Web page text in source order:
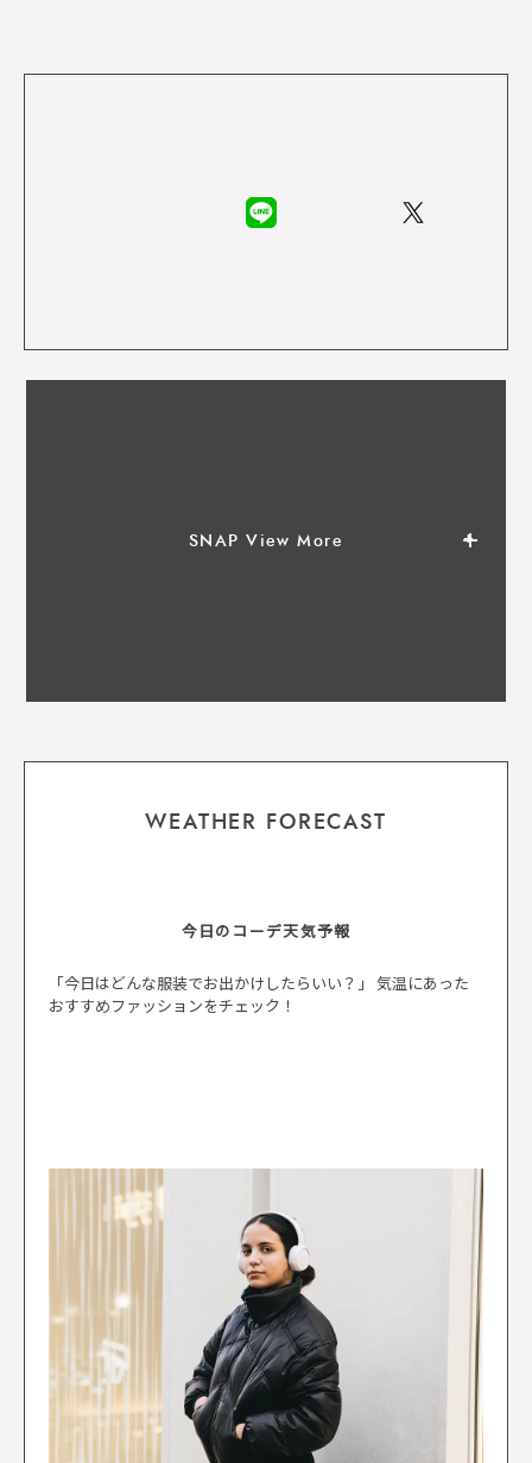
SNAP View More
WEATHER FORECAST
今日のコーデ天気予報
「今日はどんな服装でお出かけしたらいい？」 気温にあった
おすすめファッションをチェック！